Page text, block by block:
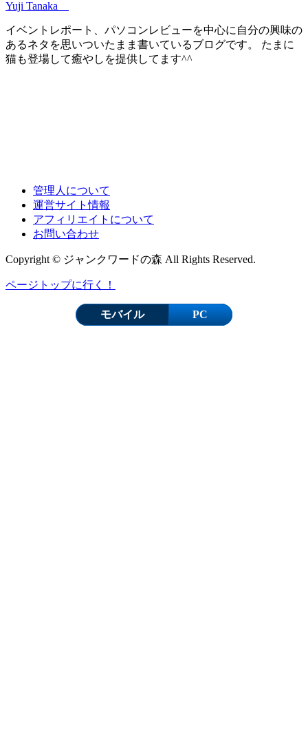
Yuji Tanaka
イベントレポート、パソコンレビューを中心に自分の興味の
あるネタを思いついたまま書いているブログです。 たまに
猫も登場して癒やしを提供してます^^
管理人について
運営サイト情報
アフィリエイトについて
お問い合わせ
Copyright © ジャンクワードの森 All Rights Reserved.
ページトップに行く！
モバイル PC